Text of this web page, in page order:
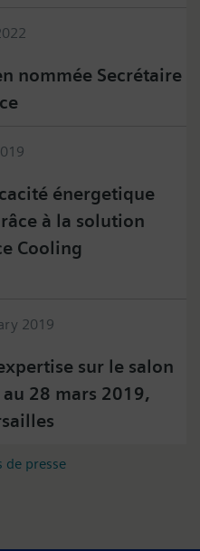
nommée Secrétaire
énergetique
à la solution
Cooling
2019
sur le salon
28 mars 2019,
de presse